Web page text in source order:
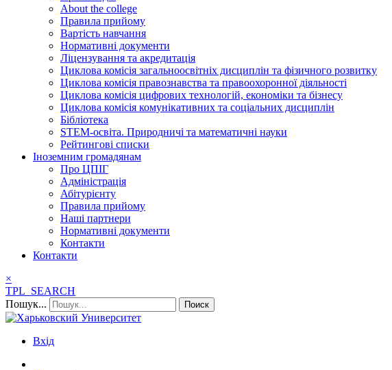
About the college
Правила прийому
Вартість навчання
Нормативні документи
Ліцензування та акредитація
Циклова комісія загальноосвітніх дисциплін та фізичного розвитку
Циклова комісія правознавства та правоохоронної діяльності
Циклова комісія цифрових технологій, економіки та бізнесу
Циклова комісія комунікативних та соціальних дисциплін
Бібліотека
STEM-освіта. Природничі та математичні науки
Рейтингові списки
Іноземним громадянам
Про ЦПІГ
Адміністрація
Абітурієнту
Правила прийому
Наші партнери
Нормативні документи
Контакти
Контакти
×
TPL_SEARCH
Пошук...
Поиск
Вхід